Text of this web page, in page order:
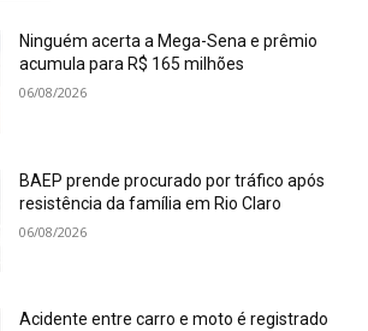
Ninguém acerta a Mega-Sena e prêmio
acumula para R$ 165 milhões
06/08/2026
BAEP prende procurado por tráfico após
resistência da família em Rio Claro
06/08/2026
Acidente entre carro e moto é registrado